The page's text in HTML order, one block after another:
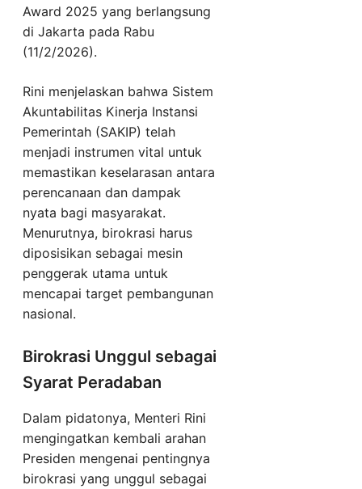
Award 2025 yang berlangsung
di Jakarta pada Rabu
(11/2/2026).
Rini menjelaskan bahwa Sistem
Akuntabilitas Kinerja Instansi
Pemerintah (SAKIP) telah
menjadi instrumen vital untuk
memastikan keselarasan antara
perencanaan dan dampak
nyata bagi masyarakat.
Menurutnya, birokrasi harus
diposisikan sebagai mesin
penggerak utama untuk
mencapai target pembangunan
nasional.
Birokrasi Unggul sebagai
Syarat Peradaban
Dalam pidatonya, Menteri Rini
mengingatkan kembali arahan
Presiden mengenai pentingnya
birokrasi yang unggul sebagai